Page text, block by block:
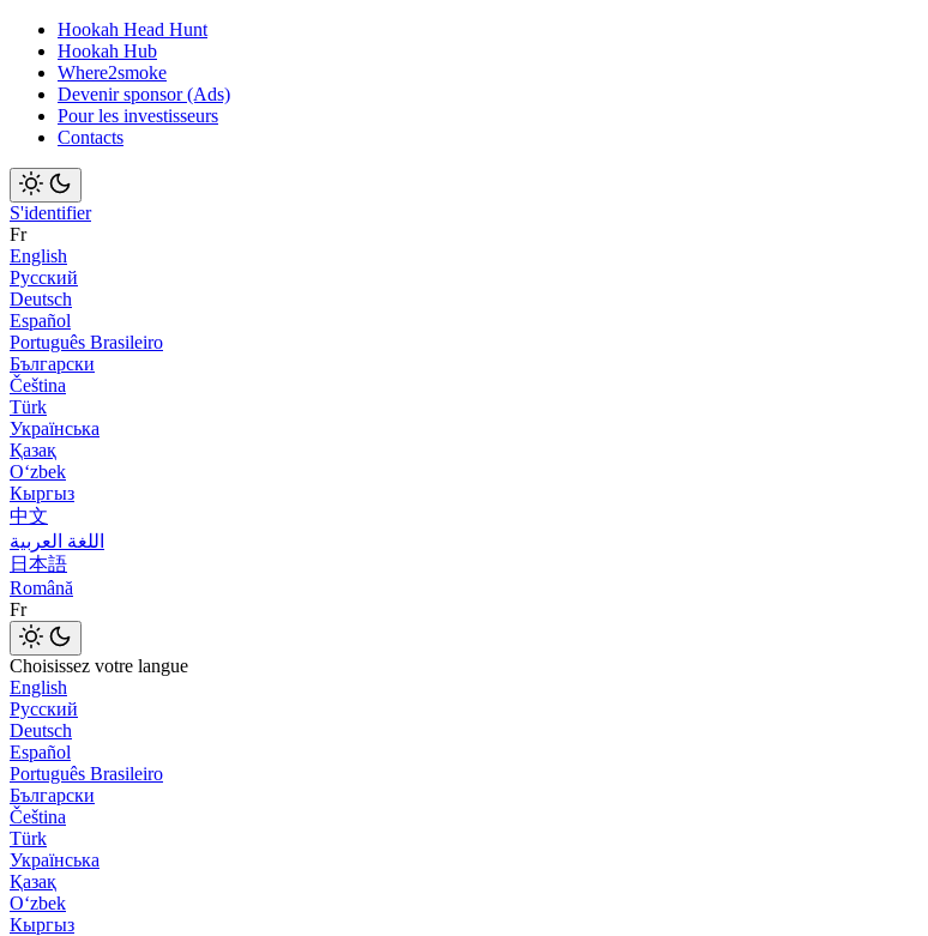
Hookah Head Hunt
Hookah Hub
Where2smoke
Devenir sponsor (Ads)
Pour les investisseurs
Contacts
S'identifier
Fr
English
Русский
Deutsch
Español
Português Brasileiro
Български
Čeština
Türk
Українська
Қазақ
Оʻzbek
Кыргыз
中文
اللغة العربية
日本語
Română
Fr
Choisissez votre langue
English
Русский
Deutsch
Español
Português Brasileiro
Български
Čeština
Türk
Українська
Қазақ
Оʻzbek
Кыргыз